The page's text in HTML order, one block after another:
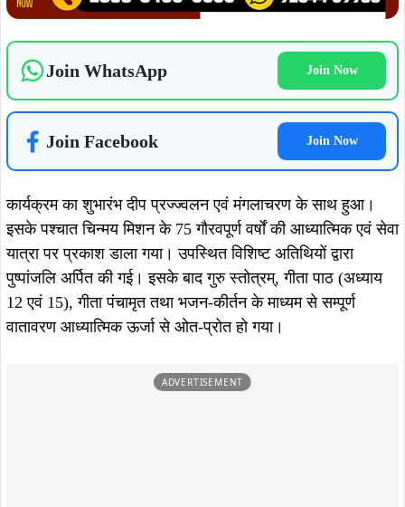
Join WhatsApp Join Now
Join Facebook Join Now
कार्यक्रम का शुभारंभ दीप प्रज्ज्वलन एवं मंगलाचरण के साथ हुआ।
इसके पश्चात चिन्मय मिशन के 75 गौरवपूर्ण वर्षों की आध्यात्मिक एवं सेवा
यात्रा पर प्रकाश डाला गया। उपस्थित विशिष्ट अतिथियों द्वारा
पुष्पांजलि अर्पित की गई। इसके बाद गुरु स्तोत्रम्, गीता पाठ (अध्याय
12 एवं 15), गीता पंचामृत तथा भजन-कीर्तन के माध्यम से सम्पूर्ण
वातावरण आध्यात्मिक ऊर्जा से ओत-प्रोत हो गया।
ADVERTISEMENT